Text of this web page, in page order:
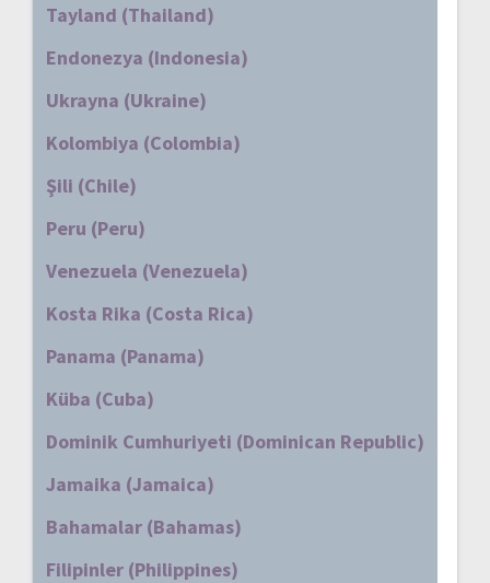
Tayland (Thailand)
Endonezya (Indonesia)
Ukrayna (Ukraine)
Kolombiya (Colombia)
Şili (Chile)
Peru (Peru)
Venezuela (Venezuela)
Kosta Rika (Costa Rica)
Panama (Panama)
Küba (Cuba)
Dominik Cumhuriyeti (Dominican Republic)
Jamaika (Jamaica)
Bahamalar (Bahamas)
Filipinler (Philippines)